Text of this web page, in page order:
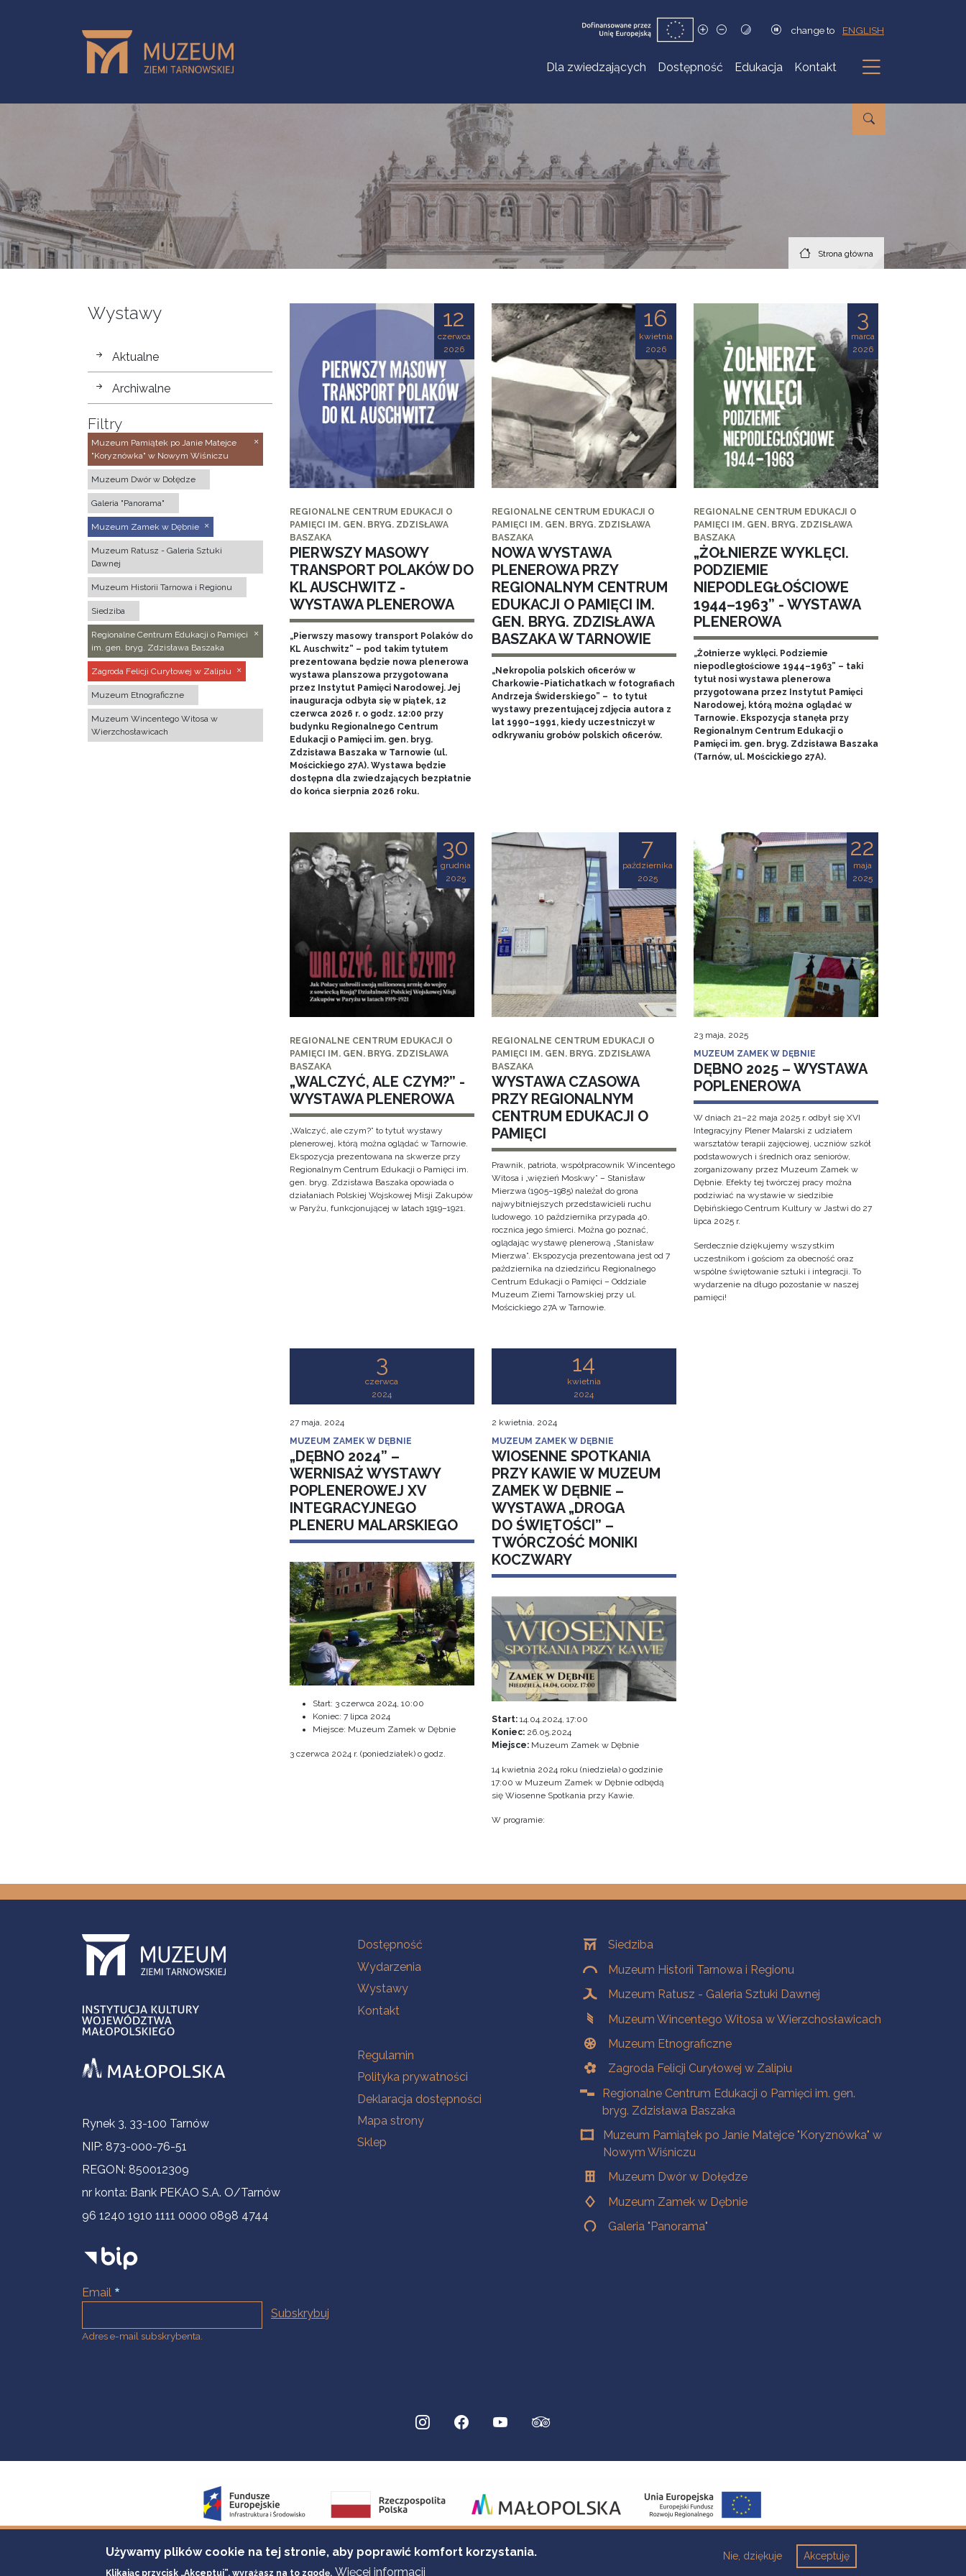
change to ENGLISH
Dla zwiedzających Dostępność Edukacja Kontakt
Podmenu
Strona główna
Wystawy
wystawy
Aktualne
Archiwalne
Filtry
Muzeum Pamiątek po Janie Matejce
"Koryznówka" w Nowym Wiśniczu
Muzeum Dwór w Dołędze
Galeria "Panorama"
Muzeum Zamek w Dębnie
Muzeum Ratusz - Galeria Sztuki
Dawnej
Muzeum Historii Tarnowa i Regionu
Siedziba
Regionalne Centrum Edukacji o Pamięci
im. gen. bryg. Zdzisława Baszaka
Zagroda Felicji Curyłowej w Zalipiu
Muzeum Etnograficzne
Muzeum Wincentego Witosa w
Wierzchosławicach
12
czerwca
2026
REGIONALNE CENTRUM EDUKACJI O
PAMIĘCI IM. GEN. BRYG. ZDZISŁAWA
BASZAKA
PIERWSZY MASOWY
TRANSPORT POLAKÓW DO
KL AUSCHWITZ -
WYSTAWA PLENEROWA
„Pierwszy masowy transport Polaków do
KL Auschwitz” – pod takim tytułem
prezentowana będzie nowa plenerowa
wystawa planszowa przygotowana
przez Instytut Pamięci Narodowej. Jej
inauguracja odbyła się w piątek, 12
czerwca 2026 r. o godz. 12:00 przy
budynku Regionalnego Centrum
Edukacji o Pamięci im. gen. bryg.
Zdzisława Baszaka w Tarnowie (ul.
Mościckiego 27A). Wystawa będzie
dostępna dla zwiedzających bezpłatnie
do końca sierpnia 2026 roku.
16
kwietnia
2026
REGIONALNE CENTRUM EDUKACJI O
PAMIĘCI IM. GEN. BRYG. ZDZISŁAWA
BASZAKA
NOWA WYSTAWA
PLENEROWA PRZY
REGIONALNYM CENTRUM
EDUKACJI O PAMIĘCI IM.
GEN. BRYG. ZDZISŁAWA
BASZAKA W TARNOWIE
„Nekropolia polskich oficerów w
Charkowie-Piatichatkach w fotografiach
Andrzeja Świderskiego” – to tytuł
wystawy prezentującej zdjęcia autora z
lat 1990–1991, kiedy uczestniczył w
odkrywaniu grobów polskich oficerów.
3
marca
2026
REGIONALNE CENTRUM EDUKACJI O
PAMIĘCI IM. GEN. BRYG. ZDZISŁAWA
BASZAKA
„ŻOŁNIERZE WYKLĘCI.
PODZIEMIE
NIEPODLEGŁOŚCIOWE
1944–1963” - WYSTAWA
PLENEROWA
„Żołnierze wyklęci. Podziemie
niepodległościowe 1944–1963” – taki
tytuł nosi wystawa plenerowa
przygotowana przez Instytut Pamięci
Narodowej, którą można oglądać w
Tarnowie. Ekspozycja stanęła przy
Regionalnym Centrum Edukacji o
Pamięci im. gen. bryg. Zdzisława Baszaka
(Tarnów, ul. Mościckiego 27A).
30
grudnia
2025
REGIONALNE CENTRUM EDUKACJI O
PAMIĘCI IM. GEN. BRYG. ZDZISŁAWA
BASZAKA
„WALCZYĆ, ALE CZYM?” -
WYSTAWA PLENEROWA
„Walczyć, ale czym?” to tytuł wystawy
plenerowej, którą można oglądać w Tarnowie.
Ekspozycja prezentowana na skwerze przy
Regionalnym Centrum Edukacji o Pamięci im.
gen. bryg. Zdzisława Baszaka opowiada o
działaniach Polskiej Wojskowej Misji Zakupów
w Paryżu, funkcjonującej w latach 1919–1921.
7
października
2025
REGIONALNE CENTRUM EDUKACJI O
PAMIĘCI IM. GEN. BRYG. ZDZISŁAWA
BASZAKA
WYSTAWA CZASOWA
PRZY REGIONALNYM
CENTRUM EDUKACJI O
PAMIĘCI
Prawnik, patriota, współpracownik Wincentego
Witosa i „więzień Moskwy” – Stanisław
Mierzwa (1905–1985) należał do grona
najwybitniejszych przedstawicieli ruchu
ludowego. 10 października przypada 40.
rocznica jego śmierci. Można go poznać,
oglądając wystawę plenerową „Stanisław
Mierzwa”. Ekspozycja prezentowana jest od 7
października na dziedzińcu Regionalnego
Centrum Edukacji o Pamięci – Oddziale
Muzeum Ziemi Tarnowskiej przy ul.
Mościckiego 27A w Tarnowie.
22
maja
2025
23 maja, 2025
MUZEUM ZAMEK W DĘBNIE
DĘBNO 2025 – WYSTAWA
POPLENEROWA
W dniach 21–22 maja 2025 r. odbył się XVI
Integracyjny Plener Malarski z udziałem
warsztatów terapii zajęciowej, uczniów szkół
podstawowych i średnich oraz seniorów,
zorganizowany przez Muzeum Zamek w
Dębnie. Efekty tej twórczej pracy można
podziwiać na wystawie w siedzibie
Dębińskiego Centrum Kultury w Jastwi do 27
lipca 2025 r.
Serdecznie dziękujemy wszystkim
uczestnikom i gościom za obecność oraz
wspólne świętowanie sztuki i integracji. To
wydarzenie na długo pozostanie w naszej
pamięci!
3
czerwca
2024
27 maja, 2024
MUZEUM ZAMEK W DĘBNIE
„DĘBNO 2024” –
WERNISAŻ WYSTAWY
POPLENEROWEJ XV
INTEGRACYJNEGO
PLENERU MALARSKIEGO
Start: 3 czerwca 2024, 10:00
Koniec: 7 lipca 2024
Miejsce: Muzeum Zamek w Dębnie
3 czerwca 2024 r. (poniedziałek) o godz.
14
kwietnia
2024
2 kwietnia, 2024
MUZEUM ZAMEK W DĘBNIE
WIOSENNE SPOTKANIA
PRZY KAWIE W MUZEUM
ZAMEK W DĘBNIE –
WYSTAWA „DROGA
DO ŚWIĘTOŚCI” –
TWÓRCZOŚĆ MONIKI
KOCZWARY
Start:14.04.2024, 17:00
Koniec:26.05.2024
Miejsce:Muzeum Zamek w Dębnie
14 kwietnia 2024 roku (niedziela) o godzinie
17:00 w Muzeum Zamek w Dębnie odbędą
się Wiosenne Spotkania przy Kawie.
W programie:
Informacje kontaktowe
Rynek 3, 33-100 Tarnów
NIP: 873-000-76-51
REGON: 850012309
nr konta: Bank PEKAO S.A. O/Tarnów
96 1240 1910 1111 0000 0898 4744
Email
Adres e-mail subskrybenta.
Na skróty
Dostępność
Wydarzenia
Wystawy
Kontakt
Na skróty
Regulamin
Polityka prywatności
Deklaracja dostępności
Mapa strony
Sklep
OddziałySiedziba
Muzeum Historii Tarnowa i Regionu
Muzeum Ratusz - Galeria Sztuki Dawnej
Muzeum Wincentego Witosa w Wierzchosławicach
Muzeum Etnograficzne
Zagroda Felicji Curyłowej w Zalipiu
Regionalne Centrum Edukacji o Pamięci im. gen.
bryg. Zdzisława Baszaka
Muzeum Pamiątek po Janie Matejce "Koryznówka" w
Nowym Wiśniczu
Muzeum Dwór w Dołędze
Muzeum Zamek w Dębnie
Galeria "Panorama"
Używamy plików cookie na tej stronie, aby poprawić komfort korzystania.
Klikając przycisk „Akceptuj”, wyrażasz na to zgodę. Więcej informacji
Akceptuję
Nie, dziękuje